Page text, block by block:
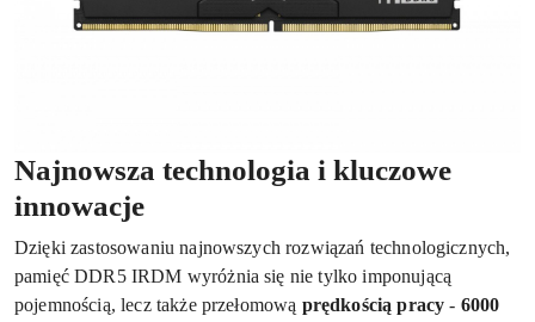
Najnowsza technologia i kluczowe
innowacje
Dzięki zastosowaniu najnowszych rozwiązań technologicznych,
pamięć DDR5 IRDM wyróżnia się nie tylko imponującą
pojemnością, lecz także przełomową prędkością pracy - 6000